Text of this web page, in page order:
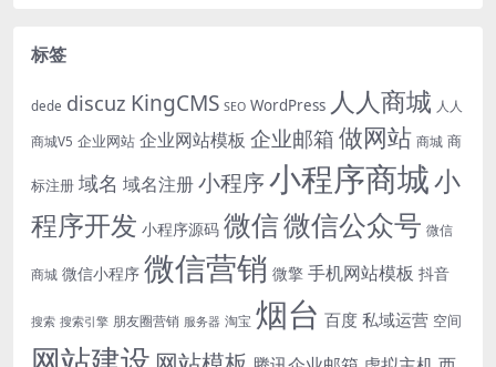
标签
dede discuz KingCMS SEO WordPress 人人商城 人人
商城V5 企业网站 企业网站模板 企业邮箱 做网站 商城 商
标注册 域名 域名注册小程序小程序商城小
程序开发 小程序源码 微信微信公众号 微信
商城 微信小程序 微信营销 微擎 手机网站模板 抖音
搜索 搜索引擎 朋友圈营销 服务器 淘宝 烟台 百度 私域运营 空间